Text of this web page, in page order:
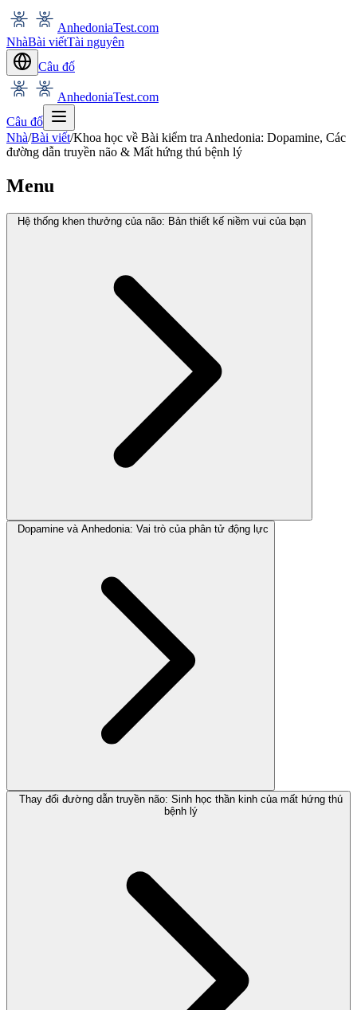
AnhedoniaTest.com
NhàBài viếtTài nguyên
Câu đố
AnhedoniaTest.com
Câu đố
Nhà/Bài viết/Khoa học về Bài kiểm tra Anhedonia: Dopamine, Các
đường dẫn truyền não & Mất hứng thú bệnh lý
Menu
Hệ thống khen thưởng của não: Bản thiết kế niềm vui của bạn
Dopamine và Anhedonia: Vai trò của phân tử động lực
Thay đổi đường dẫn truyền não: Sinh học thần kinh của mất hứng thú
bệnh lý